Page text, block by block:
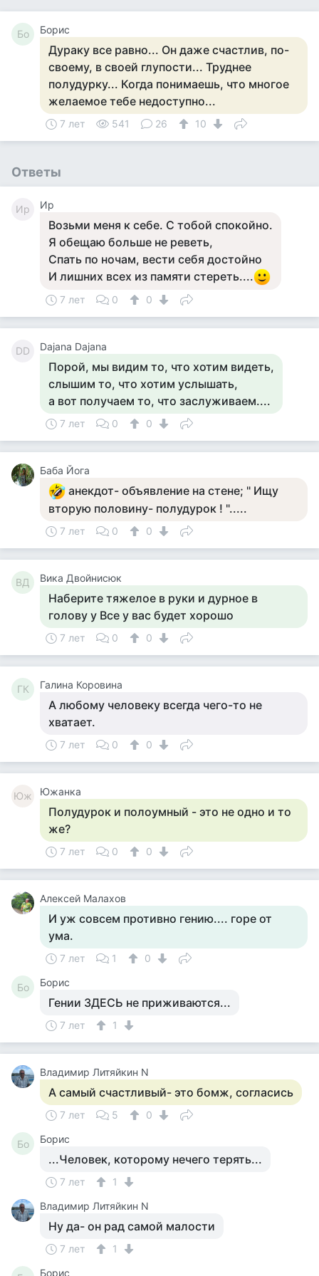
Бо Борис
Дураку все равно... Он даже счастлив, по-
своему, в своей глупости... Труднее
полудурку... Когда понимаешь, что многое
желаемое тебе недоступно...
7 лет 541 26 10
Ответы
Ир Ир
Возьми меня к себе. С тобой спокойно.
Я обещаю больше не реветь,
Спать по ночам, вести себя достойно
И лишних всех из памяти стереть....
7 лет 0 0
DD Dajana Dajana
Порой, мы видим то, что хотим видеть,
слышим то, что хотим услышать,
а вот получаем то, что заслуживаем....
7 лет 0 0
Баба Йога
анекдот- объявление на стене; " Ищу
вторую половину- полудурок ! ".....
7 лет 0 0
ВД Вика Двойнисюк
Наберите тяжелое в руки и дурное в
голову у Все у вас будет хорошо
7 лет 0 0
ГК Галина Коровина
А любому человеку всегда чего-то не
хватает.
7 лет 0 0
Юж Южанка
Полудурок и полоумный - это не одно и то
же?
7 лет 0 0
Алексей Малахов
И уж совсем противно гению.... горе от
ума.
7 лет 1 0
Бо Борис
Гении ЗДЕСЬ не приживаются...
7 лет 1
Владимир Литяйкин N
А самый счастливый- это бомж, согласись
7 лет 5 0
Бо Борис
...Человек, которому нечего терять...
7 лет
1
Владимир Литяйкин N
Ну да- он рад самой малости
7 лет 1
Борис